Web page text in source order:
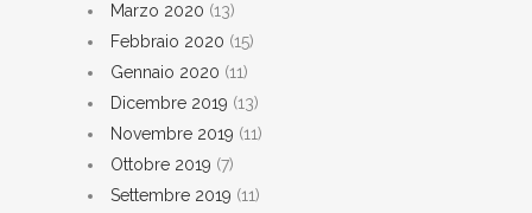
Marzo 2020 (13)
Febbraio 2020 (15)
Gennaio 2020 (11)
Dicembre 2019 (13)
Novembre 2019 (11)
Ottobre 2019 (7)
Settembre 2019 (11)